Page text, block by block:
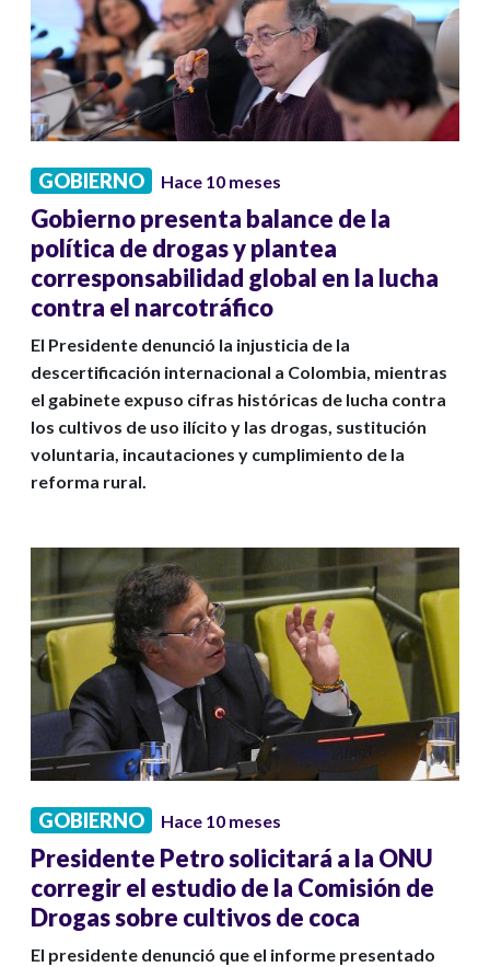
GOBIERNO Hace 10 meses
Gobierno presenta balance de la
política de drogas y plantea
corresponsabilidad global en la lucha
contra el narcotráfico
El Presidente denunció la injusticia de la
descertificación internacional a Colombia, mientras
el gabinete expuso cifras históricas de lucha contra
los cultivos de uso ilícito y las drogas, sustitución
voluntaria, incautaciones y cumplimiento de la
reforma rural.
GOBIERNO Hace 10 meses
Presidente Petro solicitará a la ONU
corregir el estudio de la Comisión de
Drogas sobre cultivos de coca
El presidente denunció que el informe presentado